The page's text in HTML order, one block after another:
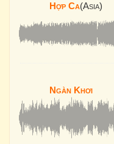
Hợp Ca(Asia)
Ngàn Khơi